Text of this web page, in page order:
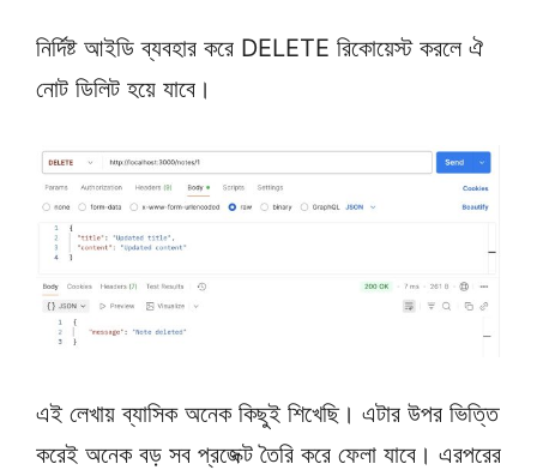
নির্দিষ্ট আইডি ব্যবহার করে DELETE রিকোয়েস্ট করলে ঐ
নোট ডিলিট হয়ে যাবে।
এই লেখায় ব্যাসিক অনেক কিছুই শিখেছি। এটার উপর ভিত্তি
করেই অনেক বড় সব প্রজেক্ট তৈরি করে ফেলা যাবে। এরপরের